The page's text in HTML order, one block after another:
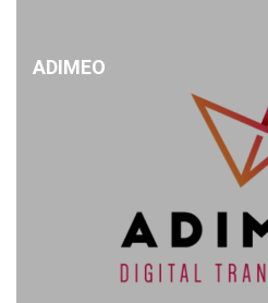
ADIMEO